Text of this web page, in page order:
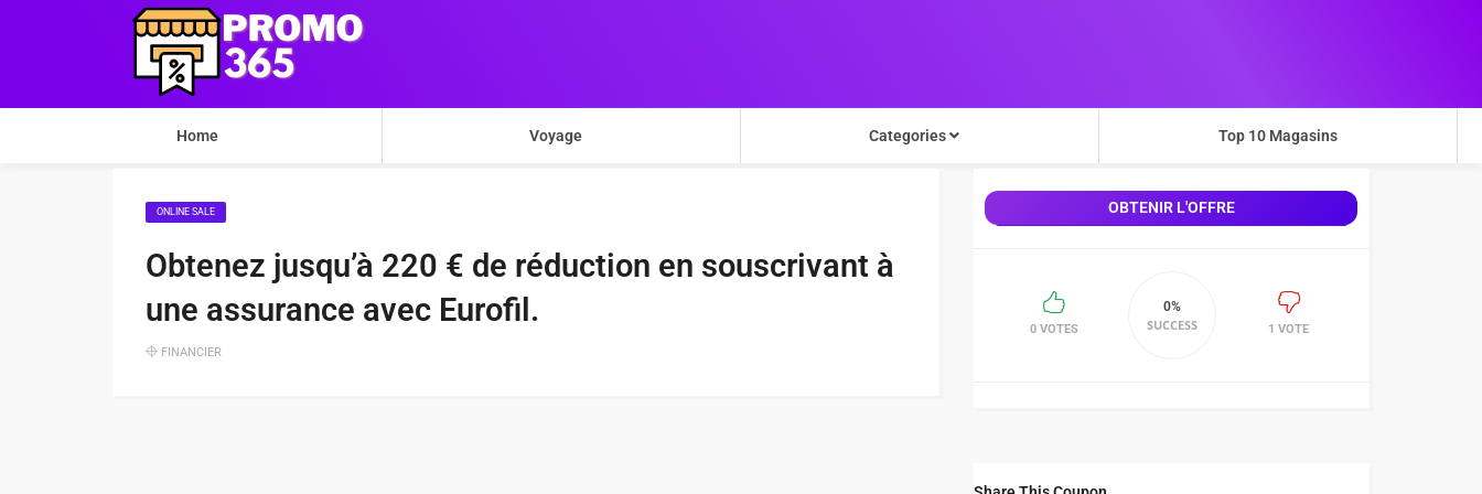
Home Voyage Categories Top 10 Magasins
ONLINE SALE
Obtenez jusqu’à 220 € de réduction en souscrivant à
une assurance avec Eurofil.
FINANCIER
OBTENIR L'OFFRE
0 VOTES
0%
SUCCESS 1 VOTE